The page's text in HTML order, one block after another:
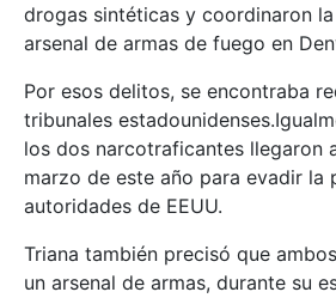
drogas sintéticas y coordinaron
arsenal de armas de fuego en
Por esos delitos, se encontraba
tribunales
los dos narcotraficantes llegaron
marzo de este año para evadir la
autoridades de EEUU.
Triana también precisó que
un arsenal de armas, durante su